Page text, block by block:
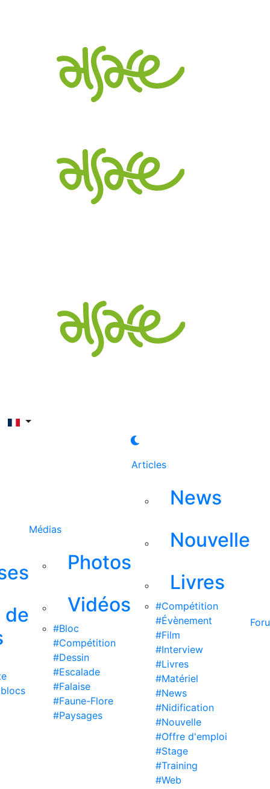
de
Médias
Photos
Vidéos
#Bloc
#Compétition
#Dessin
#Escalade
#Falaise
#Faune-Flore
#Paysages
Articles
News
Nouvelle
Livres
#Compétition
#Évènement
#Film
#Interview
#Livres
#Matériel
#News
#Nidification
#Nouvelle
#Offre d'emploi
#Stage
#Training
#Web